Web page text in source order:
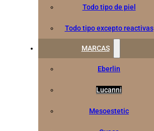
Todo tipo de piel
Todo tipo excepto reactivas
MARCAS
Eberlin
Lucanni
Mesoestetic